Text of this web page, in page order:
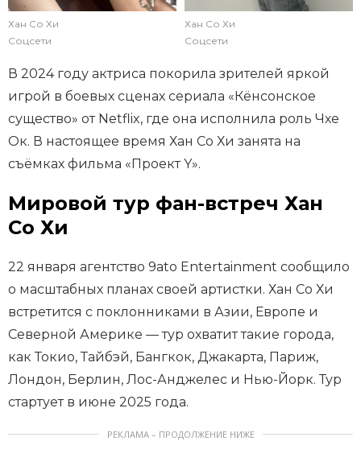
Хан Со Хи
Соцсети
Хан Со Хи
Соцсети
В 2024 году актриса покорила зрителей яркой
игрой в боевых сценах сериала «Кёнсонское
существо» от Netflix, где она исполнила роль Чхе
Ок. В настоящее время Хан Со Хи занята на
съёмках фильма «Проект Y».
Мировой тур фан-встреч Хан
Со Хи
22 января агентство 9ato Entertainment сообщило
о масштабных планах своей артистки. Хан Со Хи
встретится с поклонниками в Азии, Европе и
Северной Америке — тур охватит такие города,
как Токио, Тайбэй, Бангкок, Джакарта, Париж,
Лондон, Берлин, Лос-Анджелес и Нью-Йорк. Тур
стартует в июне 2025 года.
РЕКЛАМА – ПРОДОЛЖЕНИЕ НИЖЕ